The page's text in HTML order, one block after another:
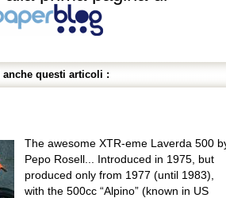
questi articoli :
The awesome XTR-eme Laverda 500
Pepo Rosell... Introduced in 1975, but
produced only from 1977 (until 1983),
with the 500cc “Alpino” (known in US